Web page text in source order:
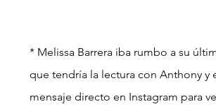
* Melissa Barrera iba rumbo a su
que tendría la lectura con Anthony y
mensaje directo en Instagram para